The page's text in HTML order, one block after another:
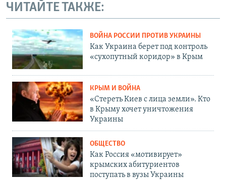
ЧИТАЙТЕ ТАКЖЕ:
ВОЙНА РОССИИ ПРОТИВ УКРАИНЫ
Как Украина берет под контроль
«сухопутный коридор» в Крым
КРЫМ И ВОЙНА
«Стереть Киев с лица земли». Кто
в Крыму хочет уничтожения
Украины
ОБЩЕСТВО
Как Россия «мотивирует»
крымских абитуриентов
поступать в вузы Украины